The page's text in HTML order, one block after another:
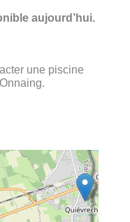
aujourd’hui.
une piscine